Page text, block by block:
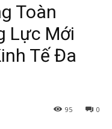
Toàn
Lực Mới
Tế Đa
0
95